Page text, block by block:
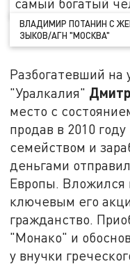
ВЛАДИМИР ПОТАНИН С
ЗЫКОВ/АГН "МОСКВА"
Разбогатевший на
"Уралкалия"
место с
продав в 2010
семейством и
деньгами
Европы. Вложился
ключевым его
гражданство.
"Монако" и
у внучки